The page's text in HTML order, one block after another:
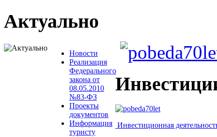
Актуально
Новости
Реализация
Федерального
закона от
08.05.2010
№83-ФЗ
Проекты
документов
Информация
туристу
Инвестиционная